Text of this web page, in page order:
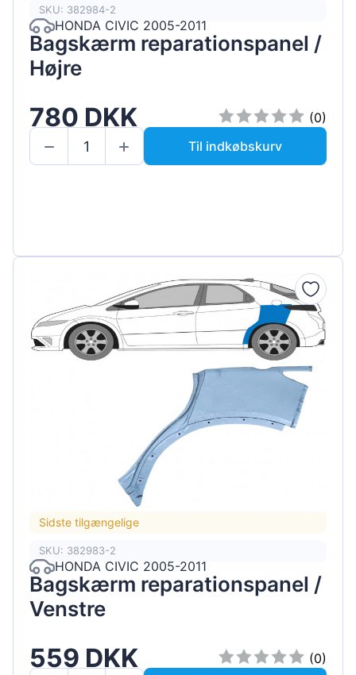
SKU: 382984-2
HONDA CIVIC 2005-2011
Bagskærm reparationspanel /
Højre
780 DKK
(0)
Til indkøbskurv
Sidste tilgængelige
SKU: 382983-2
HONDA CIVIC 2005-2011
Bagskærm reparationspanel /
Venstre
559 DKK
(0)